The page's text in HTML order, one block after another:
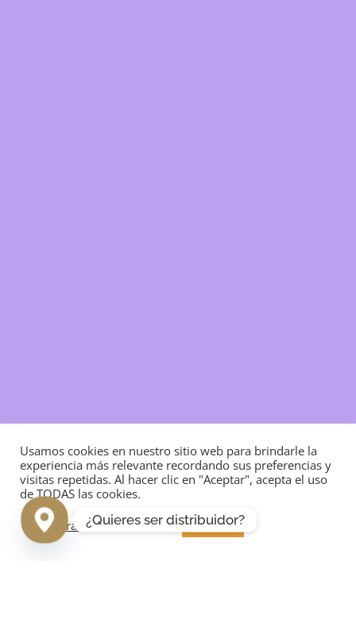
Usamos cookies en nuestro sitio web para brindarle la
experiencia más relevante recordando sus preferencias y
visitas repetidas. Al hacer clic en "Aceptar", acepta el uso
de TODAS las cookies.
Configuración de la Cookie
ACEPTAR
¿Quieres ser distribuidor?